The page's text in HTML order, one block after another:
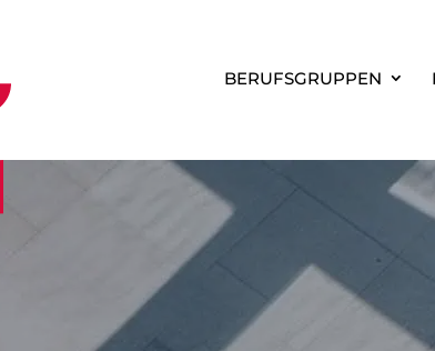
BERUFSGRUPPEN